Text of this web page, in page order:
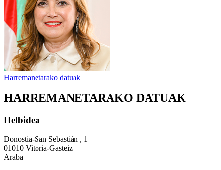
Harremanetarako datuak
HARREMANETARAKO DATUAK
Helbidea
Donostia-San Sebastián , 1
01010 Vitoria-Gasteiz
Araba